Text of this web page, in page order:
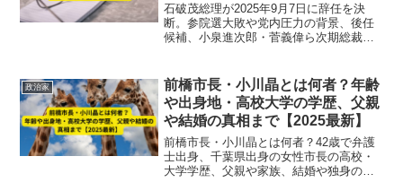
石破茂総理が2025年9月7日に辞任を決
断。参院選大敗や党内圧力の背景、後任
候補、小泉進次郎・菅義偉ら次期総裁の
政治家
前橋市長・小川晶とは何者？年齢
や出身地・高校大学の学歴、父親
や結婚の真相まで【2025最新】
前橋市長・小川晶とは何者？42歳で弁護
士出身、千葉県出身の女性市長の高校・
大学学歴、父親や家族、結婚や独身の真